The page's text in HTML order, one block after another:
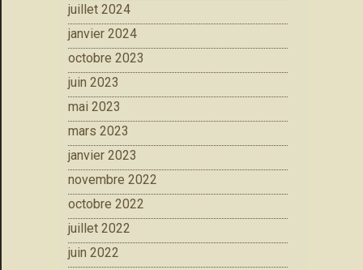
juillet 2024
janvier 2024
octobre 2023
juin 2023
mai 2023
mars 2023
janvier 2023
novembre 2022
octobre 2022
juillet 2022
juin 2022